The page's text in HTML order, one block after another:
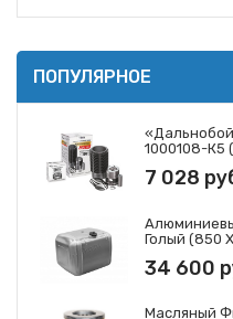
ПОПУЛЯРНОЕ
1000108-
7 028
Голый (850
34 600
Масляный